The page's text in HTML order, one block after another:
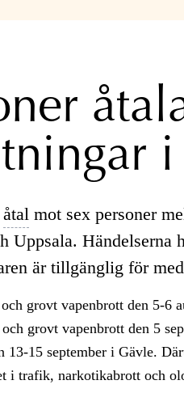
åtal mot sex personer
Uppsala. Händelserna
är tillgänglig för
och grovt vapenbrott den 5-6
och grovt vapenbrott den 5
13-15 september i Gävle.
i trafik, narkotikabrott och